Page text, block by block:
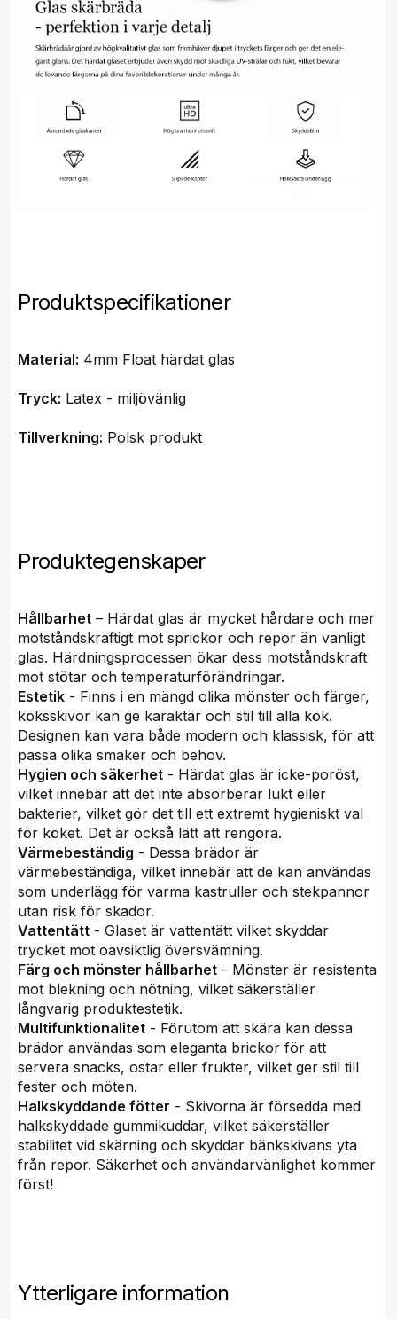
Produktspecifikationer
Material: 4mm Float härdat glas
Tryck: Latex - miljövänlig
Tillverkning: Polsk produkt
Produktegenskaper
Hållbarhet – Härdat glas är mycket hårdare och mer
motståndskraftigt mot sprickor och repor än vanligt
glas. Härdningsprocessen ökar dess motståndskraft
mot stötar och temperaturförändringar.
Estetik - Finns i en mängd olika mönster och färger,
köksskivor kan ge karaktär och stil till alla kök.
Designen kan vara både modern och klassisk, för att
passa olika smaker och behov.
Hygien och säkerhet - Härdat glas är icke-poröst,
vilket innebär att det inte absorberar lukt eller
bakterier, vilket gör det till ett extremt hygieniskt val
för köket. Det är också lätt att rengöra.
Värmebeständig - Dessa brädor är
värmebeständiga, vilket innebär att de kan användas
som underlägg för varma kastruller och stekpannor
utan risk för skador.
Vattentätt - Glaset är vattentätt vilket skyddar
trycket mot oavsiktlig översvämning.
Färg och mönster hållbarhet - Mönster är resistenta
mot blekning och nötning, vilket säkerställer
långvarig produktestetik.
Multifunktionalitet - Förutom att skära kan dessa
brädor användas som eleganta brickor för att
servera snacks, ostar eller frukter, vilket ger stil till
fester och möten.
Halkskyddande fötter - Skivorna är försedda med
halkskyddade gummikuddar, vilket säkerställer
stabilitet vid skärning och skyddar bänkskivans yta
från repor. Säkerhet och användarvänlighet kommer
först!
Ytterligare information